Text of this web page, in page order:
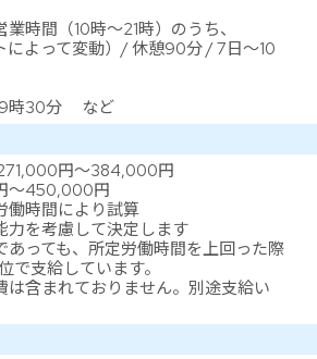
時間（10時～21時）のうち、
によって変動）/ 休憩90分 / 7日～10
時30分 など
円～384,000円
～450,000円
時間により試算
を考慮して決定します
っても、所定労働時間を上回った際
で支給しています。
含まれておりません。別途支給い